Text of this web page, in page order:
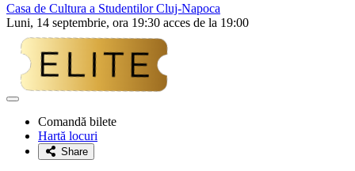
Casa de Cultura a Studentilor Cluj-Napoca
Luni, 14 septembrie, ora 19:30 acces de la 19:00
Adaugă
favoriteComandă bilete
Hartă locuri
Share